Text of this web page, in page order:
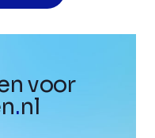
voor
.nl